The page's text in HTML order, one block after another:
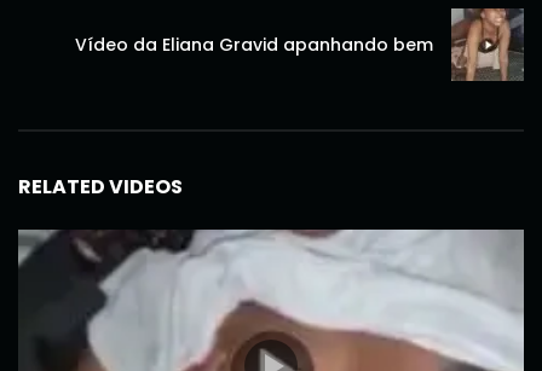
Vídeo da Eliana Gravid apanhando bem
RELATED VIDEOS